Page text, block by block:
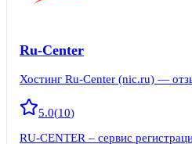
Ru-Center
Хостинг Ru-Center (nic.ru) —
5.0(10)
RU-CENTER – сервис